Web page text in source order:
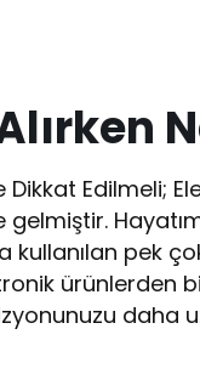
Dikkat Edilmeli;
pek
ürünlerden
daha